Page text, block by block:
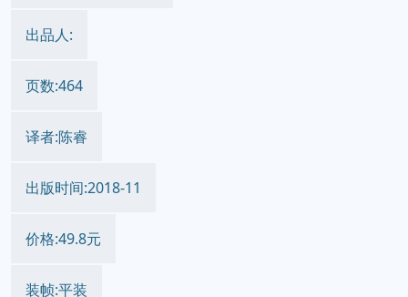
出品人:
页数:464
译者:陈睿
出版时间:2018-11
价格:49.8元
装帧:平装